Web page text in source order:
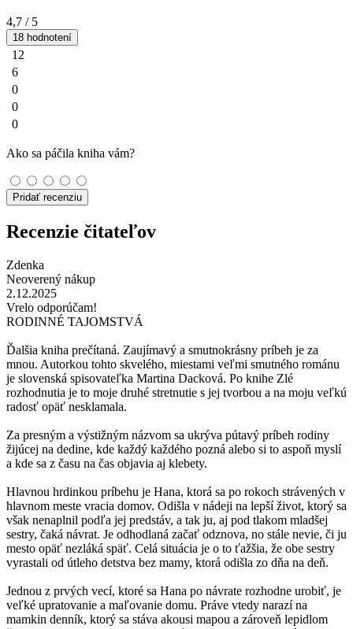
4,7 / 5
18 hodnotení
12
6
0
0
0
Ako sa páčila kniha vám?
Pridať recenziu
Recenzie čitateľov
Zdenka
Neoverený nákup
2.12.2025
Vrelo odporúčam!
RODINNÉ TAJOMSTVÁ
Ďalšia kniha prečítaná. Zaujímavý a smutnokrásny príbeh je za
mnou. Autorkou tohto skvelého, miestami veľmi smutného románu
je slovenská spisovateľka Martina Dacková. Po knihe Zlé
rozhodnutia je to moje druhé stretnutie s jej tvorbou a na moju veľkú
radosť opäť nesklamala.
Za presným a výstižným názvom sa ukrýva pútavý príbeh rodiny
žijúcej na dedine, kde každý každého pozná alebo si to aspoň myslí
a kde sa z času na čas objavia aj klebety.
Hlavnou hrdinkou príbehu je Hana, ktorá sa po rokoch strávených v
hlavnom meste vracia domov. Odišla v nádeji na lepší život, ktorý sa
však nenaplnil podľa jej predstáv, a tak ju, aj pod tlakom mladšej
sestry, čaká návrat. Je odhodlaná začať odznova, no stále nevie, či ju
mesto opäť nezláká späť. Celá situácia je o to ťažšia, že obe sestry
vyrastali od útleho detstva bez mamy, ktorá odišla zo dňa na deň.
Jednou z prvých vecí, ktoré sa Hana po návrate rozhodne urobiť, je
veľké upratovanie a maľovanie domu. Práve vtedy narazí na
mamkin denník, ktorý sa stáva akousi mapou a zároveň lepidlom